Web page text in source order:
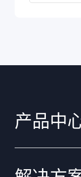
产品中